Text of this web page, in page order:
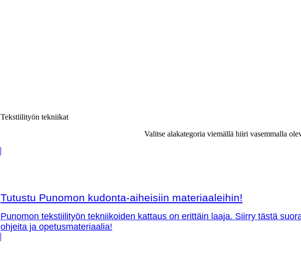
Tekstiilityön tekniikat
Valitse alakategoria viemällä hiiri vasemmalla
Tutustu Punomon kudonta-aiheisiin materiaaleihin!
Punomon tekstiilityön tekniikoiden kattaus on erittäin laaja. Siirry tästä
ohjeita ja opetusmateriaalia!